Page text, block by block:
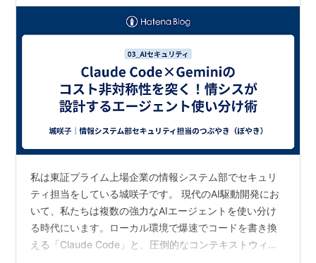
私は東証プライム上場企業の情報システム部でセキュリ
ティ担当をしている城咲子です。 現代のAI駆動開発にお
いて、私たちは複数の強力なAIエージェントを使い分け
る時代にいます。ローカル環境で爆速でコードを書き換
える「Claude Code」と、圧倒的なコンテキストウィン